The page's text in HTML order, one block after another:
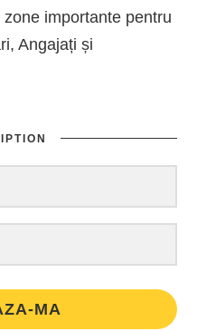
importante pentru
Angajați și
MA